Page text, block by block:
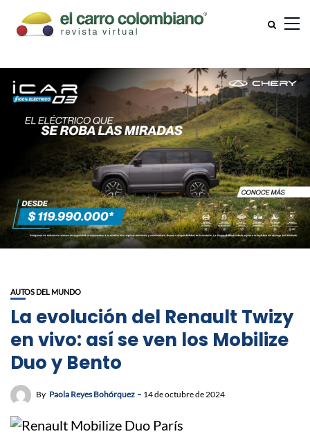
AUTOS DEL MUNDO
La evolución del Renault Twizy
en vivo: así se ven los Mobilize
Duo y Bento
By Paola Reyes Bohórquez 14 de octubre de 2024